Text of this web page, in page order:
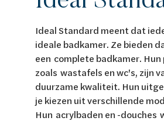
Inspiratie
Stijlen
Van Marcke Lab
Smart Home
Ideal Standard meent dat
ideale badkamer. Ze bieden
een complete badkamer.
zoals wastafels en wc's, zijn
duurzame kwaliteit. Hun
je kiezen uit verschillende
Hun acrylbaden en -douches